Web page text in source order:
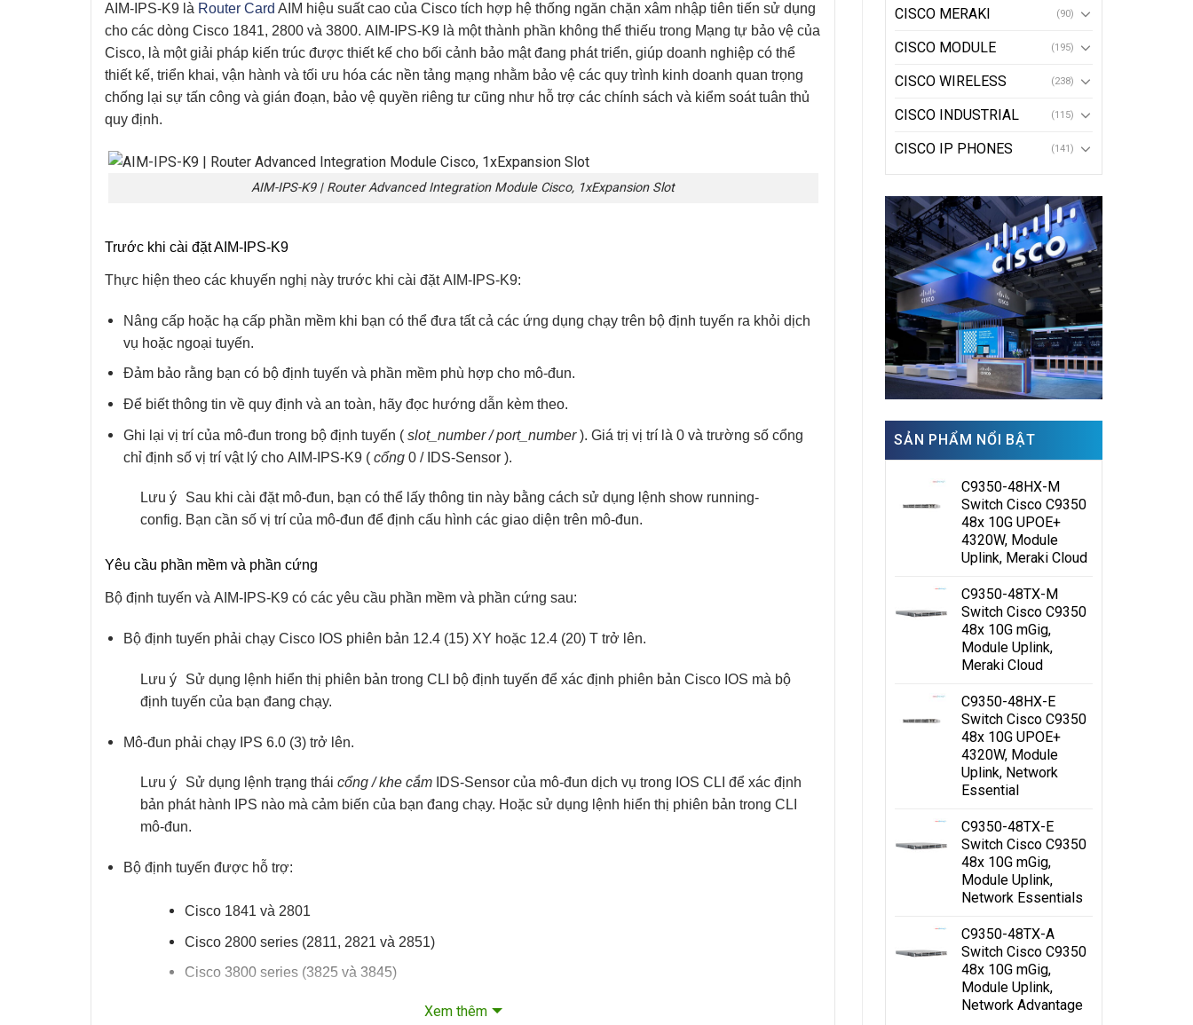
CISCO MERAKI (90)
CISCO MODULE (195)
CISCO WIRELESS (238)
CISCO INDUSTRIAL (115)
CISCO IP PHONES (141)
SẢN PHẨM NỔI BẬT
C9350-48HX-M
Switch Cisco C9350
48x 10G UPOE+
4320W, Module
Uplink, Meraki Cloud
C9350-48TX-M
Switch Cisco C9350
48x 10G mGig,
Module Uplink,
Meraki Cloud
C9350-48HX-E
Switch Cisco C9350
48x 10G UPOE+
4320W, Module
Uplink, Network
Essential
C9350-48TX-E
Switch Cisco C9350
48x 10G mGig,
Module Uplink,
Network Essentials
C9350-48TX-A
Switch Cisco C9350
48x 10G mGig,
Module Uplink,
Network Advantage
AIM-IPS-K9 là Router Card AIM hiệu suất cao của Cisco tích hợp hệ thống ngăn chặn xâm nhập tiên tiến sử dụng
cho các dòng Cisco 1841, 2800 và 3800. AIM-IPS-K9 là một thành phần không thể thiếu trong Mạng tự bảo vệ của
Cisco, là một giải pháp kiến ​​trúc được thiết kế cho bối cảnh bảo mật đang phát triển, giúp doanh nghiệp có thể
thiết kế, triển khai, vận hành và tối ưu hóa các nền tảng mạng nhằm bảo vệ các quy trình kinh doanh quan trọng
chống lại sự tấn công và gián đoạn, bảo vệ quyền riêng tư cũng như hỗ trợ các chính sách và kiểm soát tuân thủ
quy định.
AIM-IPS-K9 | Router Advanced Integration Module Cisco, 1xExpansion Slot
Trước khi cài đặt AIM-IPS-K9
Thực hiện theo các khuyến nghị này trước khi cài đặtAIM-IPS-K9:
Nâng cấp hoặc hạ cấp phần mềm khi bạn có thể đưa tất cả các ứng dụng chạy trên bộ định tuyến ra khỏi dịch
vụ hoặc ngoại tuyến.
Đảm bảo rằng bạn có bộ định tuyến và phần mềm phù hợp cho mô-đun.
Để biết thông tin về quy định và an toàn, hãy đọc hướng dẫn kèm theo.
Ghi lại vị trí của mô-đun trong bộ định tuyến ( slot_number / port_number). Giá trị vị trí là 0 và trường số cổng
chỉ định số vị trí vật lý cho AIM-IPS-K9( cổng0 / IDS-Sensor ).
Lưu ý Sau khi cài đặt mô-đun, bạn có thể lấy thông tin này bằng cách sử dụng lệnh show running-
config. Bạn cần số vị trí của mô-đun để định cấu hình các giao diện trên mô-đun.
Yêu cầu phần mềm và phần cứng
Bộ định tuyến và AIM-IPS-K9 có các yêu cầu phần mềm và phần cứng sau:
Bộ định tuyến phải chạy Cisco IOS phiên bản 12.4 (15) XY hoặc 12.4 (20) T trở lên.
Lưu ý Sử dụng lệnh hiển thị phiên bản trong CLI bộ định tuyến để xác định phiên bản Cisco IOS mà bộ
định tuyến của bạn đang chạy.
Mô-đun phải chạy IPS 6.0 (3) trở lên.
Lưu ý Sử dụng lệnh trạng thái cổng / khe cắm IDS-Sensor của mô-đun dịch vụ trong IOS CLI để xác định
bản phát hành IPS nào mà cảm biến của bạn đang chạy. Hoặc sử dụng lệnh hiển thị phiên bản trong CLI
mô-đun.
Bộ định tuyến được hỗ trợ:
Cisco 1841 và 2801
Cisco 2800 series (2811, 2821 và 2851)
Cisco 3800 series (3825 và 3845)
Các bộ định tuyến của Cisco hỗ trợ tối đa một AIM IPS trên mỗi nền tảng.
Xem thêm